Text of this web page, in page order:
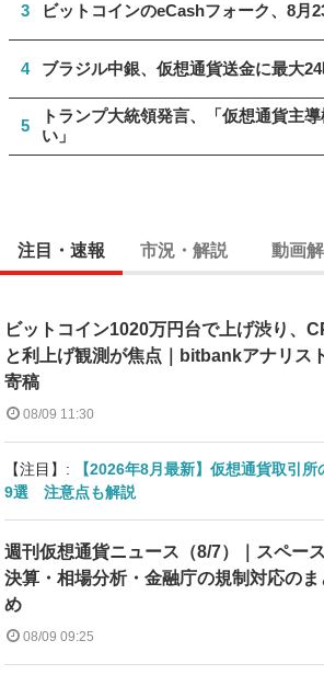
3 ビットコインのeCashフォーク、8月
4 ブラジル中銀、仮想通貨送金に最大
5
トランプ大統領発言、「仮想通貨主
い」
注目・速報 市況・解説 動画
ビットコイン1020万円台で上げ渋り、
と利上げ観測が焦点｜bitbankアナリス
寄稿
08/09 11:30
【注目】:
【2026年8月最新】仮想通貨取引
9選 注意点も解説
週刊仮想通貨ニュース（8/7）｜スペー
決算・相場分析・金融庁の規制対応のま
め
08/09 09:25